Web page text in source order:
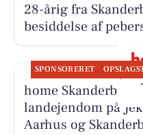
28-årig fra
besiddelse af
SPONSORERET
home
landejendom på
Aarhus og